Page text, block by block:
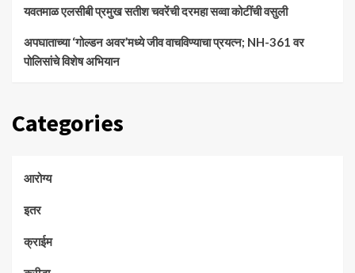
यवतमाळ एलसीबी प्रमुख सतीश चवरेंची दरमहा सव्वा कोटींची वसुली
अपघाताच्या ‘गोल्डन अवर’मध्ये जीव वाचविण्याचा प्रयत्न; NH-361 वर
पोलिसांचे विशेष अभियान
Categories
आरोग्य
इतर
क्राईम